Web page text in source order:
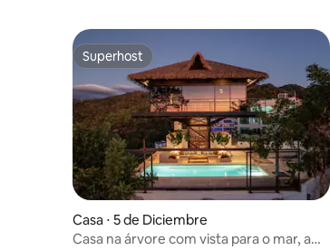
Superhost
Superhost
Casa ⋅ 5 de Diciembre
Casa na árvore com vista para o mar, a